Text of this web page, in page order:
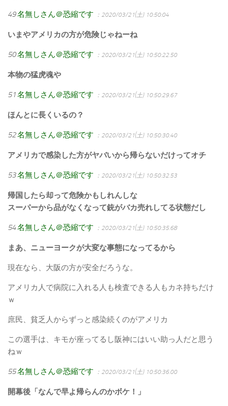
49名無しさん＠恐縮です ：2020/03/21(土) 10:50:04
いまやアメリカの方が危険じゃねーね
50名無しさん＠恐縮です ：2020/03/21(土) 10:50:22.50
本物の猛虎魂や
51名無しさん＠恐縮です ：2020/03/21(土) 10:50:29.67
ほんとに長くいるの？
52名無しさん＠恐縮です ：2020/03/21(土) 10:50:30.40
アメリカで感染した方がヤバいから帰らないだけってオチ
53名無しさん＠恐縮です ：2020/03/21(土) 10:50:32.53
帰国したら却って危険かもしれんしな
スーパーから品がなくなって銃がバカ売れしてる状態だし
54名無しさん＠恐縮です ：2020/03/21(土) 10:50:35.68
まあ、ニューヨークが大変な事態になってるから
現在なら、大阪の方が安全だろうな。
アメリカ人で病院に入れる人も検査できる人もカネ持ちだけ
ｗ
庶民、貧乏人からずっと感染続くのがアメリカ
この選手は、キモが座ってるし阪神にはいい助っ人だと思う
ねｗ
55名無しさん＠恐縮です ：2020/03/21(土) 10:50:36.00
開幕後「なんで早よ帰らんのかボケ！」